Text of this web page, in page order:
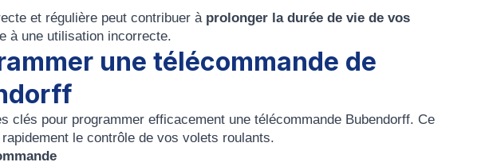
et régulière peut contribuer àprolonger la durée de vie de vos
à une utilisation incorrecte.
une télécommande de
clés pour programmer efficacement une télécommande Bubendorff. Ce
le contrôle de vos volets roulants.